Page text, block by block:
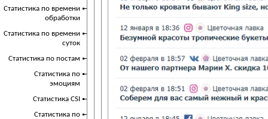
Статистика по времени
обработки
Статистика по времени
суток
Статистика по постам
Статистика по
эмоциям
Статистика CSI
Статистика по